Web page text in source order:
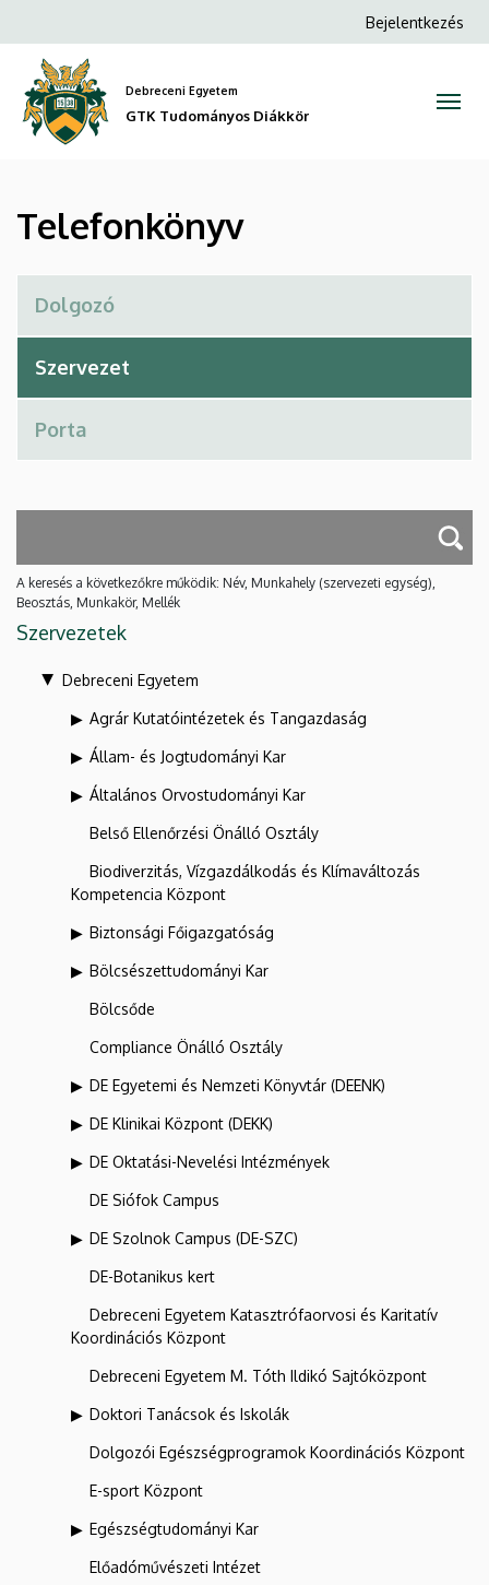
GTK
Tudományos
Diákkör
a
tartalomra
Anonim
Bejelentkezés
Debreceni Egyetem
GTK Tudományos Diákkör
Telefonkönyv
A keresés a következőkre működik: Név, Munkahely (szervezeti egység),
Beosztás, Munkakör, Mellék
Szervezetek
Debreceni Egyetem
Agrár Kutatóintézetek és Tangazdaság
Állam- és Jogtudományi Kar
Általános Orvostudományi Kar
Belső Ellenőrzési Önálló Osztály
Biodiverzitás, Vízgazdálkodás és Klímaváltozás
Kompetencia Központ
Biztonsági Főigazgatóság
Bölcsészettudományi Kar
Bölcsőde
Compliance Önálló Osztály
DE Egyetemi és Nemzeti Könyvtár (DEENK)
DE Klinikai Központ (DEKK)
DE Oktatási-Nevelési Intézmények
DE Siófok Campus
DE Szolnok Campus (DE-SZC)
DE-Botanikus kert
Debreceni Egyetem Katasztrófaorvosi és Karitatív
Koordinációs Központ
Debreceni Egyetem M. Tóth Ildikó Sajtóközpont
Doktori Tanácsok és Iskolák
Dolgozói Egészségprogramok Koordinációs Központ
E-sport Központ
Egészségtudományi Kar
Előadóművészeti Intézet